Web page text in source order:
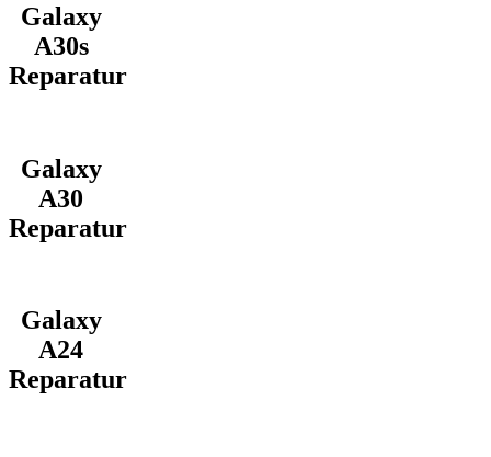
Galaxy
A30s
Reparatur
Galaxy
A30
Reparatur
Galaxy
A24
Reparatur